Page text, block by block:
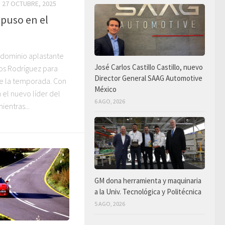
27 OCTUBRE, 2025
en el
aplastante
Rodríguez para
la temporada. Con
el nuevo líder del
José Carlos Castillo Castillo, nuevo
Director General SAAG Automotive
México
6 AGO, 2026
GM dona herramienta y maquinaria
a la Univ. Tecnológica y Politécnica
5 AGO, 2026